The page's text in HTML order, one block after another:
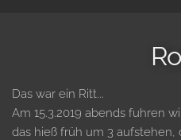
Das war ein Ritt...
Am 15.3.2019 abends fuhren
das hieß früh um 3 aufstehen,